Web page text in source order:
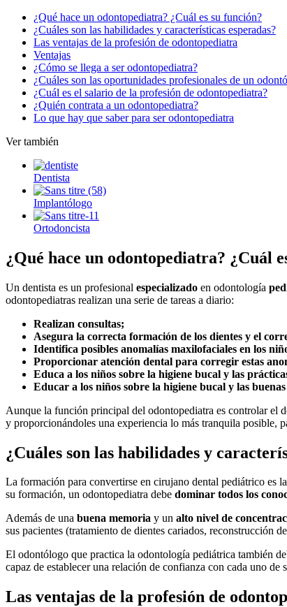
¿Qué hace un odontopediatra? ¿Cuál es su función?
¿Cuáles son las habilidades y características esperadas?
Las ventajas de la profesión de odontopediatra
Ventajas
¿Cómo se llega a ser odontopediatra?
¿Cuáles son las oportunidades profesionales de un
¿Cuál es el salario de la profesión de odontopediatra?
¿Quién contrata a un odontopediatra?
Lo que hay que saber para ser odontopediatra
Ver también
Dentista
Implantólogo
Ortodoncista
¿Qué hace un odontopediatra? ¿Cuál
Un dentista es un profesional especializado en odontología
odontopediatras realizan una serie de tareas a diario:
Realizan consultas;
Asegura la correcta formación de los dientes y el
Identifica posibles anomalías maxilofaciales en los
Proporcionar atención dental para corregir estas
Educa a los niños sobre la higiene bucal y las
Educar a los niños sobre la higiene bucal y las
Aunque la función principal del odontopediatra es controlar el
y proporcionándoles una experiencia lo más tranquila posible,
¿Cuáles son las habilidades y
La formación para convertirse en cirujano dental pediátrico es
su formación, un odontopediatra debe dominar todos los
Además de una buena memoria y un alto nivel de
sus pacientes (tratamiento de dientes cariados, reconstrucción
El odontólogo que practica la odontología pediátrica también
capaz de establecer una relación de confianza con cada uno de
Las ventajas de la profesión de